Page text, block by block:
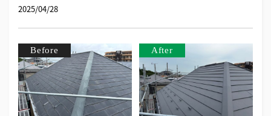
2025/04/28